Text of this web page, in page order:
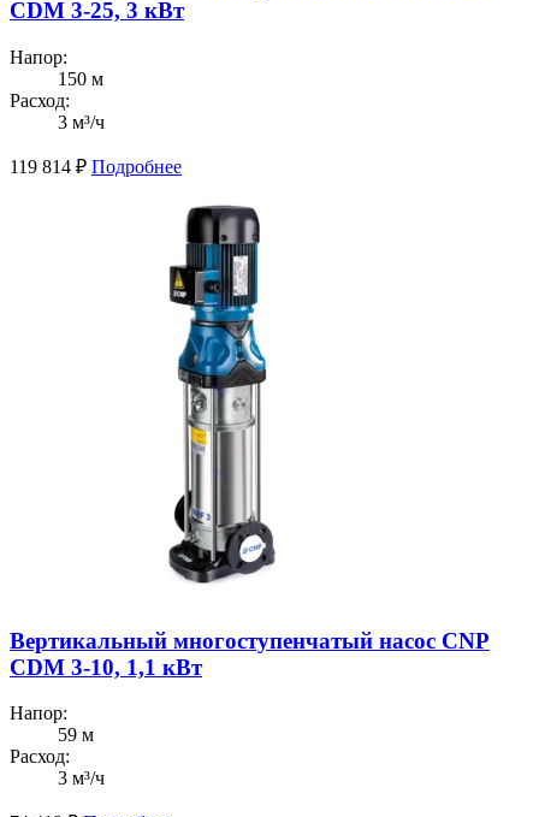
CDM 3-25, 3 кВт
Напор:
150 м
Расход:
3 м³/ч
119 814 ₽ Подробнее
Вертикальный многоступенчатый насос CNP
CDM 3-10, 1,1 кВт
Напор:
59 м
Расход:
3 м³/ч